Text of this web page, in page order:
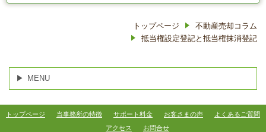
トップページ
不動産売却コラム
抵当権設定登記と抵当権抹消登記
MENU
トップページ 当事務所の特徴 サポート料金 お客さまの声
よくあるご質問
アクセス
お問合せ